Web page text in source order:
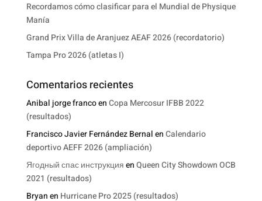
Recordamos cómo clasificar para el Mundial de Physique
Manía
Grand Prix Villa de Aranjuez AEAF 2026 (recordatorio)
Tampa Pro 2026 (atletas I)
Comentarios recientes
Anibal jorge francoenCopa Mercosur IFBB 2022
(resultados)
Francisco Javier Fernández BernalenCalendario
deportivo AEFF 2026 (ampliación)
Ягодный спас инструкцияenQueen City Showdown OCB
2021 (resultados)
Bryanen Hurricane Pro 2025 (resultados)